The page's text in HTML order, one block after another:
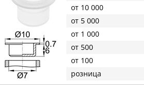
от 10 000
от 5 000
от 1 000
от 500
от 100
розница